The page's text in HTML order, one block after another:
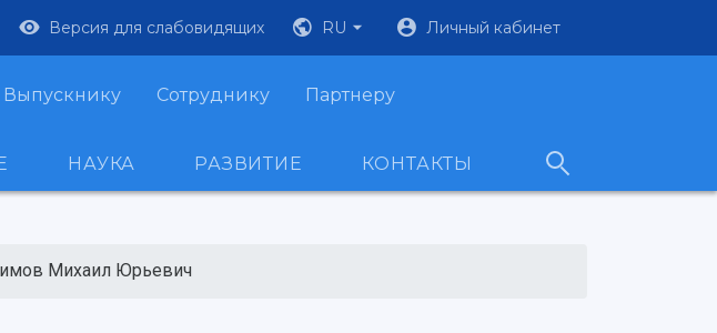
Версия для слабовидящих RU Личный кабинет
Выпускнику Сотруднику Партнеру
НАУКА РАЗВИТИЕ КОНТАКТЫ
Михаил Юрьевич